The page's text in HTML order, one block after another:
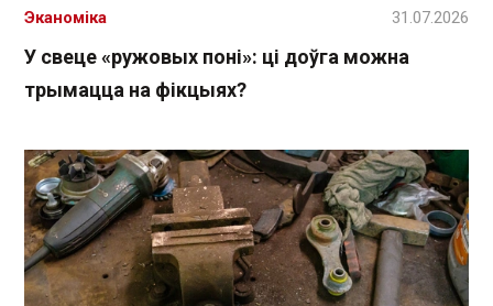
У свеце «ружовых поні»: ці доўга можна
трымацца на фікцыях?
Эканоміка 31.07.2026